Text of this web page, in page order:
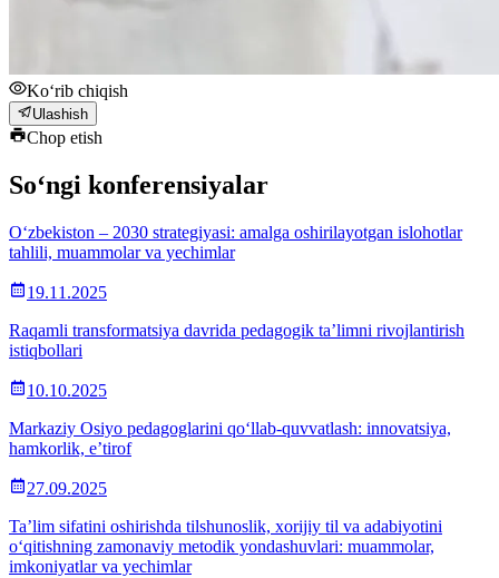
Ko‘rib chiqish
Ulashish
Chop etish
So‘ngi konferensiyalar
O‘zbekiston – 2030 strategiyasi: amalga oshirilayotgan islohotlar
tahlili, muammolar va yechimlar
19.11.2025
Raqamli transformatsiya davrida pedagogik ta’limni rivojlantirish
istiqbollari
10.10.2025
Markaziy Osiyo pedagoglarini qo‘llab-quvvatlash: innovatsiya,
hamkorlik, e’tirof
27.09.2025
Ta’lim sifatini oshirishda tilshunoslik, xorijiy til va adabiyotini
o‘qitishning zamonaviy metodik yondashuvlari: muammolar,
imkoniyatlar va yechimlar